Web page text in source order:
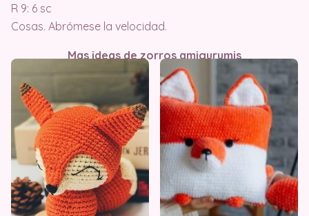
R 9: 6 sc
Cosas. Abrómese la velocidad.
Mas ideas de zorros amigurumis